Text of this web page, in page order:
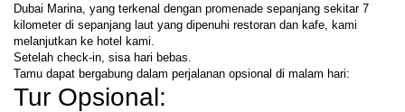
Dubai Marina, yang terkenal dengan promenade sepanjang sekitar 7
kilometer di sepanjang laut yang dipenuhi restoran dan kafe, kami
melanjutkan ke hotel kami.
Setelah check-in, sisa hari bebas.
Tamu dapat bergabung dalam perjalanan opsional di malam hari:
Tur Opsional: